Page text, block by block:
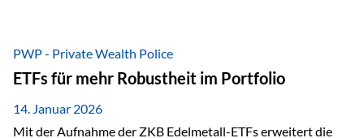
Risikostreuung, Inflationsrobustheit und Stabilisierung. 1)
Die Philosophiefrage: breit oder bewusst? Global investieren
bedeutet: Das Portfolio bildet die Weltmärkte möglichst
breit ab, ohne die…
PWP - Private Wealth Police
ETFs für mehr Robustheit im Portfolio
14. Januar 2026
Mit der Aufnahme der ZKB Edelmetall-ETFs erweitert die